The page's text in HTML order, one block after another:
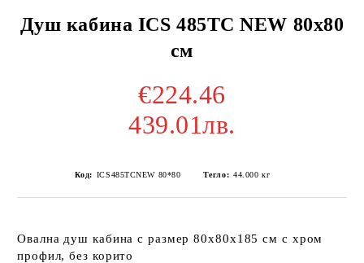
Душ кабина ICS 485TC NEW 80x80
см
€224.46
439.01лв.
Код: ICS485TCNEW 80*80 Тегло: 44.000 кг
Овална душ кабина с размер 80х80х185 см с хром
профил, без корито